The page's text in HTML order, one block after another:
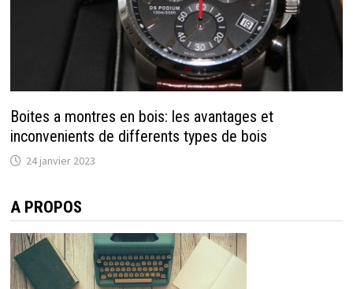
Boites a montres en bois: les avantages et
inconvenients de differents types de bois
24 janvier 2023
A PROPOS